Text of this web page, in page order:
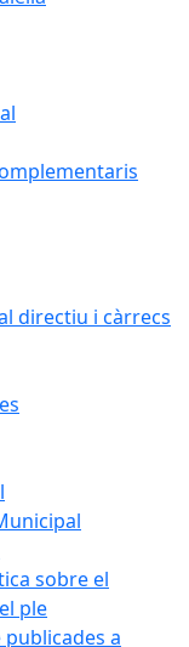
directiu i càrrecs
sobre el
ple
a